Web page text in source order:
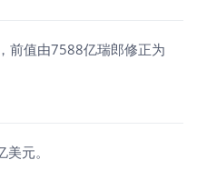
前值由7588亿瑞郎修正为
元。